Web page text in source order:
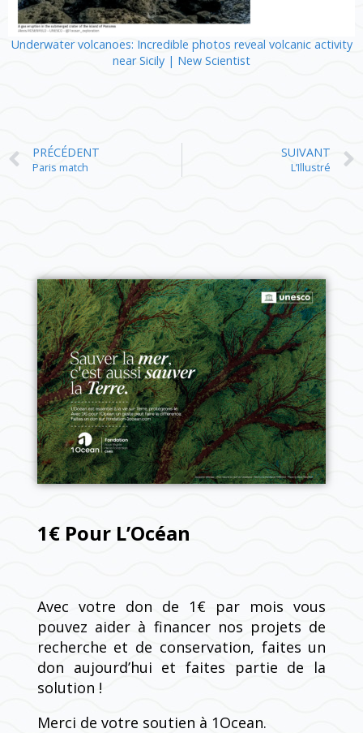
Underwater volcanoes: Incredible photos reveal volcanic activity
near Sicily | New Scientist
PRÉCÉDENT
Paris match
SUIVANT
L’Illustré
1€ Pour L’Océan
Avec votre don de 1€ par mois vous
pouvez aider à financer nos projets de
recherche et de conservation, faites un
don aujourd’hui et faites partie de la
solution !
Merci de votre soutien à 1Ocean.